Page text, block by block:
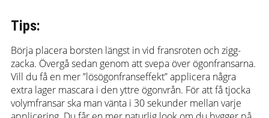
Tips:
Börja placera borsten längst in vid fransroten och zigg-
zacka. Övergå sedan genom att svepa över ögonfransarna.
Vill du få en mer ”lösögonfranseffekt” applicera några
extra lager mascara i den yttre ögonvrån. För att få tjocka
volymfransar ska man vänta i 30 sekunder mellan varje